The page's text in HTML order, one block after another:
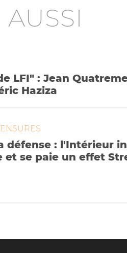
AUSSI
LFI" : Jean
Haziza
défense : l'Intérieur
et se paie un effet